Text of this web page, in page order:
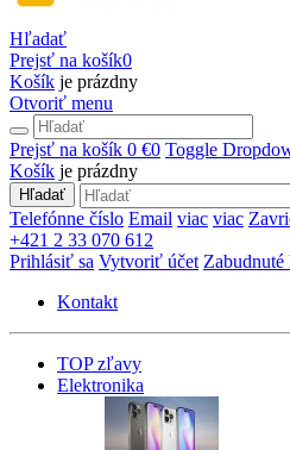
Hľadať
Prejsť na košík0
Košík je prázdny
Otvoriť menu
Prejsť na košík 0 €0 Toggle
Košík je prázdny
Hľadať
Telefónne číslo Email viac viac
+421 2 33 070 612
Prihlásiť sa Vytvoriť účet Zabudnuté
Kontakt
TOP zľavy
Elektronika